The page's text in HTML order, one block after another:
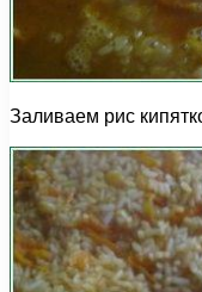
Заливаем рис